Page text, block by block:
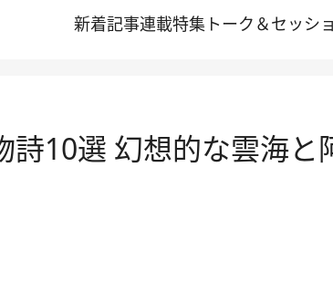
新着記事連載特集 トーク＆セッシ
詩10選 幻想的な雲海